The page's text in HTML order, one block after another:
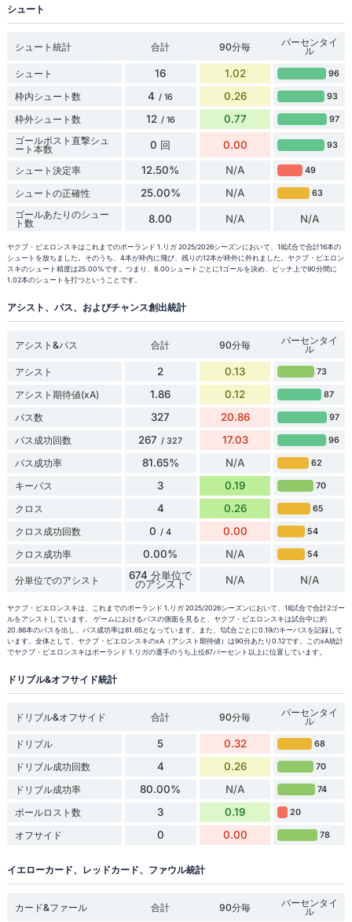
シュート
シュート統計 合計 90分毎 パーセンタイ
ル
シュート
16 1.02 96
枠内シュート数 4 / 16 0.26 93
枠外シュート数 12 / 16 0.77 97
ゴールポスト直撃シュ
ート本数 0 回 0.00 93
シュート決定率 12.50% N/A 49
シュートの正確性 25.00% N/A 63
ゴールあたりのシュー
ト数 8.00 N/A N/A
ヤクブ・ビエロンスキはこれまでのポーランド 1.リガ 2025/2026シーズンにおいて、18試合で合計16本の
シュートを放ちました。そのうち、4本が枠内に飛び、残りの12本が枠外に外れました。ヤクブ・ビエロン
スキのシュート精度は25.00%です。つまり、8.00シュートごとに1ゴールを決め、ピッチ上で90分間に
1.02本のシュートを打つということです。
アシスト、パス、およびチャンス創出統計
アシスト&パス 合計 90分毎 パーセンタイ
ル
アシスト
2 0.13 73
アシスト期待値(xA) 1.86 0.12 87
パス数 327 20.86 97
パス成功回数 267 / 327 17.03 96
パス成功率 81.65% N/A 62
キーパス 3 0.19 70
クロス 4 0.26 65
クロス成功回数 0 / 4 0.00 54
クロス成功率 0.00% N/A 54
分単位でのアシスト 674 分単位で
のアシスト N/A N/A
ヤクブ・ビエロンスキは、これまでのポーランド 1.リガ 2025/2026シーズンにおいて、18試合で合計2ゴー
ルをアシストしています。 ゲームにおけるパスの側面を見ると、ヤクブ・ビエロンスキは試合中に約
20.86本のパスを出し、パス成功率は81.65となっています。また、1試合ごとに0.19のキーパスを記録して
います。全体として、ヤクブ・ビエロンスキのxA（アシスト期待値）は90分あたり0.12です。このxA統計
でヤクブ・ビエロンスキはポーランド 1.リガの選手のうち上位87パーセント以上に位置しています。
ドリブル&オフサイド統計
ドリブル&オフサイド 合計 90分毎 パーセンタイ
ル
ドリブル
5 0.32 68
ドリブル成功回数 4 0.26 70
ドリブル成功率 80.00% N/A 74
ボールロスト数 3 0.19 20
オフサイド 0 0.00 78
イエローカード、レッドカード、ファウル統計
カード&ファール 合計 90分毎 パーセンタイ
ル